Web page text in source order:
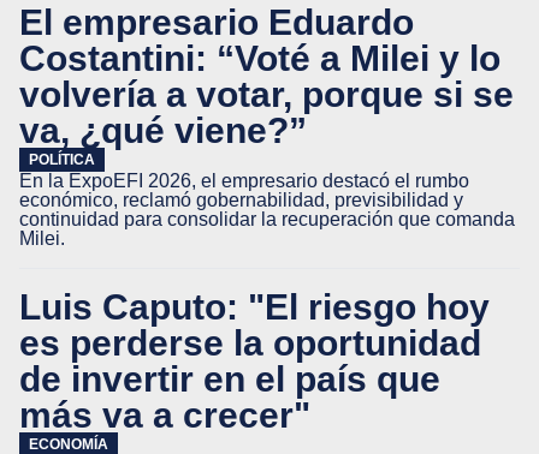
El empresario Eduardo
Costantini: “Voté a Milei y lo
volvería a votar, porque si se
va, ¿qué viene?”
POLÍTICA
En la ExpoEFI 2026, el empresario destacó el rumbo
económico, reclamó gobernabilidad, previsibilidad y
continuidad para consolidar la recuperación que comanda
Milei.
Luis Caputo: "El riesgo hoy
es perderse la oportunidad
de invertir en el país que
más va a crecer"
ECONOMÍA